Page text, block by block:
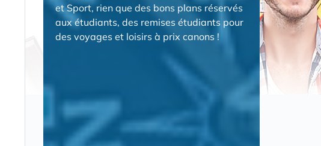
et Sport, rien que des bons plans réservés
aux étudiants, des remises étudiants pour
des voyages et loisirs à prix canons !